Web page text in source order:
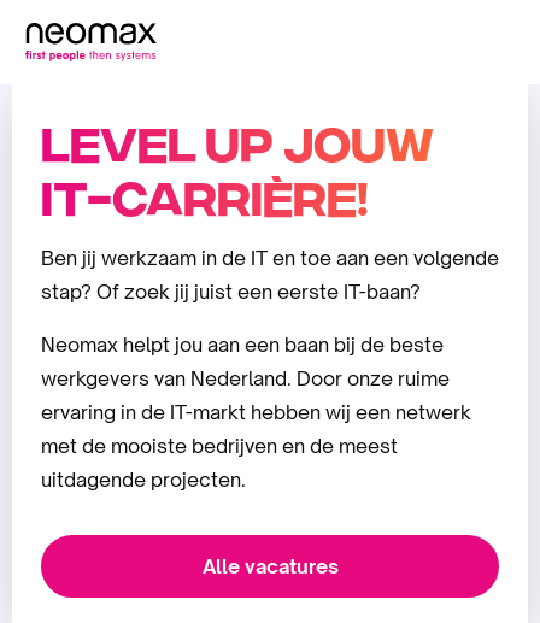
Level up jouw
IT-carrière!
Ben jij werkzaam in de IT en toe aan een volgende
stap? Of zoek jij juist een eerste IT-baan?
Neomax helpt jou aan een baan bij de beste
werkgevers van Nederland. Door onze ruime
ervaring in de IT-markt hebben wij een netwerk
met de mooiste bedrijven en de meest
uitdagende projecten.
Alle vacatures